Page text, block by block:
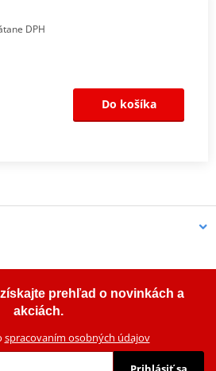
DPH
Do košíka
s motorom s objemom 89,9 cm3
prehľad o novinkách a
akciách.
spracovaním osobných údajov